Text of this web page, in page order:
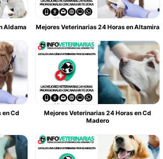
Aldama Mejores Veterinarias 24 Horas en Altamira
en Cd
Mejores Veterinarias 24 Horas en Cd
Madero